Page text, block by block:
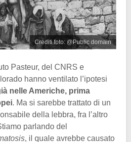
Crediti foto: @Public domain
Pasteur, del CNRS e
hanno ventilato l’ipotesi
nelle Americhe, prima
. Ma si sarebbe trattato di un
della lebbra, fra l’altro
parlando del
, il quale avrebbe causato